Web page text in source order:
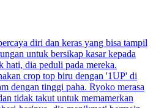
diri dan keras yang bisa tampil
untuk bersikap kasar kepada
hati, dia peduli pada mereka.
crop top biru dengan '1UP' di
dengan tinggi paha. Ryoko merasa
tidak takut untuk memamerkan